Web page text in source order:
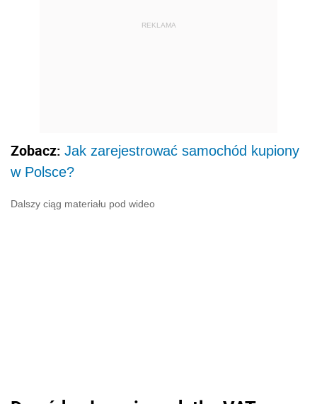
REKLAMA
Zobacz: Jak zarejestrować samochód kupiony
w Polsce?
Dalszy ciąg materiału pod wideo